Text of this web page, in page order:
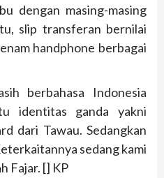
dengan masing-masing
slip transferan bernilai
handphone berbagai
berbahasa Indonesia
identitas ganda yakni
dari Tawau. Sedangkan
sedang kami
Fajar. [] KP